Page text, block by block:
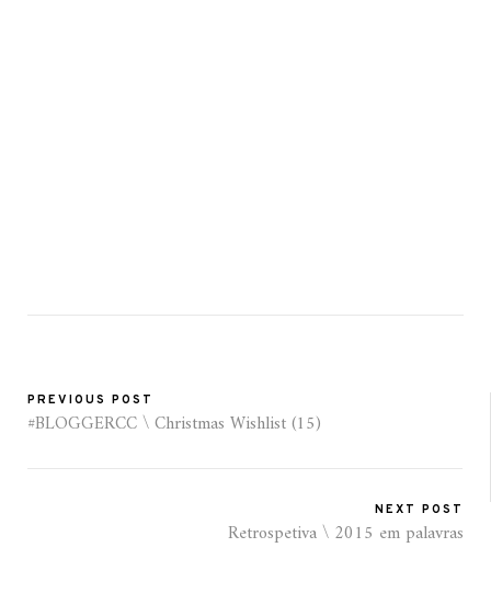
PREVIOUS POST
#BLOGGERCC \ Christmas Wishlist (15)
NEXT POST
Retrospetiva \ 2015 em palavras